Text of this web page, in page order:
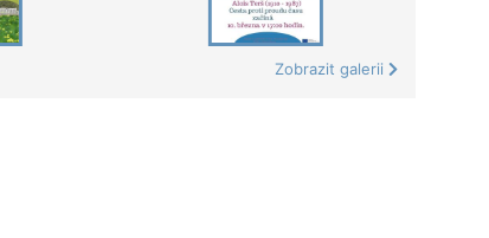
Zobrazit galerii